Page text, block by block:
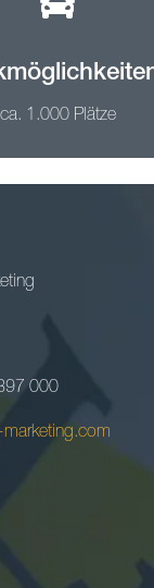
ca. 1.000 Plätze
000
marketing.com